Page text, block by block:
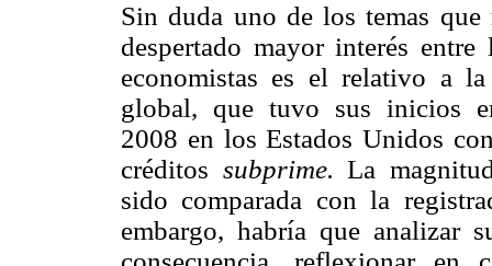
Sin duda uno de los temas que
despertado mayor interés
economistas es el relativo a
global, que tuvo sus inicios
2008 en los Estados Unidos
créditos subprime. La
sido comparada con la
embargo, habría que analizar